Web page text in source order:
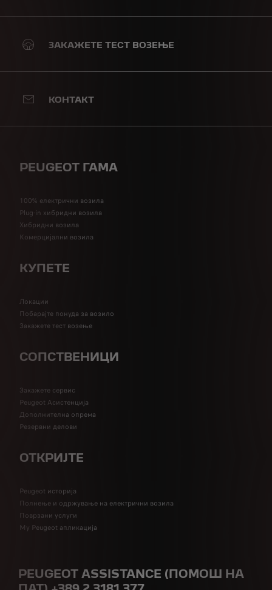
ЗАКАЖЕТЕ ТЕСТ ВОЗЕЊЕ
КОНТАКТ
PEUGEOT ГАМА
100% електрични возила
Plug-in хибридни возила
Хибридни возила
Комерцијални возила
КУПЕТЕ
Локации
Побарајте понуда за возило
Закажете тест возење
СОПСТВЕНИЦИ
Закажете сервис
Peugeot Асистенција
Дополнителна опрема
Резервни делови
ОТКРИЈТЕ
Peugeot историја
Полнење и одржување на електрични возила
Поврзани услуги
My Peugeot апликација
PEUGEOT ASSISTANCE (ПОМОШ НА